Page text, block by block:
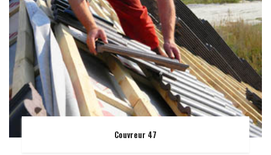
Couvreur 47